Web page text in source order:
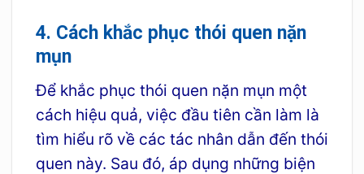
4. Cách khắc phục thói quen nặn
mụn
Để khắc phục thói quen nặn mụn một
cách hiệu quả, việc đầu tiên cần làm là
tìm hiểu rõ về các tác nhân dẫn đến thói
quen này. Sau đó, áp dụng những biện